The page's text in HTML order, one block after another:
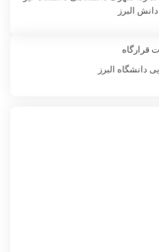
البرز
قرارگاه
دانشگاه البرز